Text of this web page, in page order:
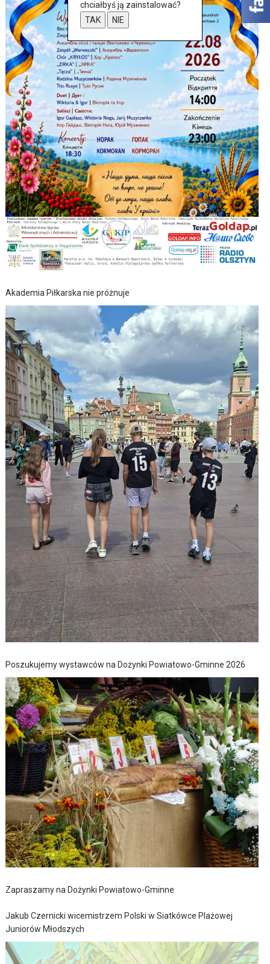
Akademia Piłkarska nie próżnuje
Poszukujemy wystawców na Dożynki Powiatowo-Gminne 2026
Zapraszamy na Dożynki Powiatowo-Gminne
Jakub Czernicki wicemistrzem Polski w Siatkówce Plażowej
Juniorów Młodszych
chciałbyś ją zainstalować?
TAK
NIE